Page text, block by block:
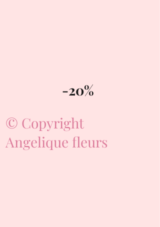
-20%
© Copyright
Angelique fleurs